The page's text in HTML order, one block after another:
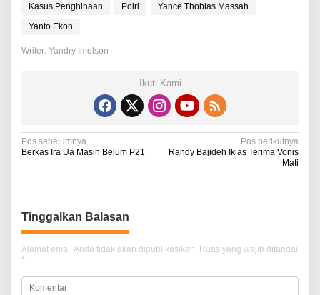
Kasus Penghinaan Polri
Yance Thobias Massah
Yanto Ekon
Writer: Yandry Imelson
Ikuti Kami
N
g
a
s
Pos sebelumnya
Berkas Ira Ua Masih Belum P21
Pos berikutnya
Randy Bajideh Iklas Terima Vonis
Mati
Tinggalkan Balasan
Alamat email Anda tidak akan dipublikasikan. Ruas yang wajib ditandai
*